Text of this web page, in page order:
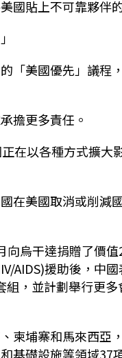
國貼上不可靠夥伴的
「美國優先」議程
擔更多責任。
在以各種方式擴大
在美國取消或削減
烏干達捐贈了價
AIDS)援助後，中
，並計劃舉行更
柬埔寨和馬來西亞
基礎設施等領域37